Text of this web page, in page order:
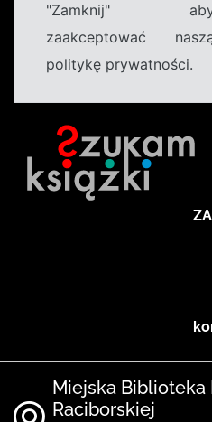
"Zamknij"
zaakceptować
politykę prywatności.
Miejska Biblioteka
Raciborskiej